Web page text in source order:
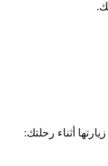
أثناء رحلتك: